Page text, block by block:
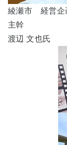
綾瀬市 経営企
主幹
渡辺 文也氏